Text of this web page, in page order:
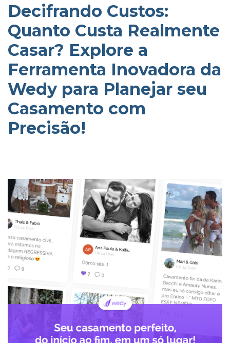
Decifrando Custos:
Quanto Custa Realmente
Casar? Explore a
Ferramenta Inovadora da
Wedy para Planejar seu
Casamento com
Precisão!